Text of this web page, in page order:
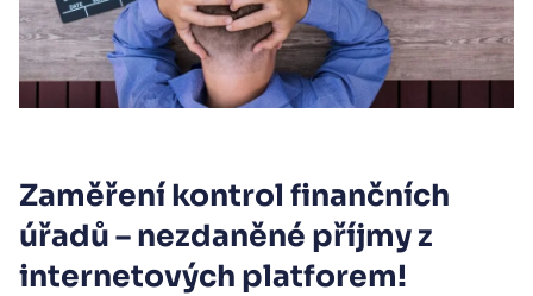
Zaměření kontrol finančních
úřadů – nezdaněné příjmy z
internetových platforem!